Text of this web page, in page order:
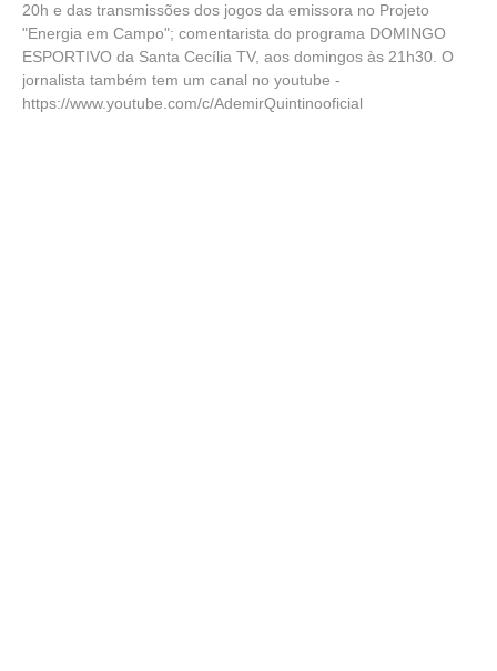
20h e das transmissões dos jogos da emissora no Projeto
"Energia em Campo"; comentarista do programa DOMINGO
ESPORTIVO da Santa Cecília TV, aos domingos às 21h30. O
jornalista também tem um canal no youtube -
https://www.youtube.com/c/AdemirQuintinooficial